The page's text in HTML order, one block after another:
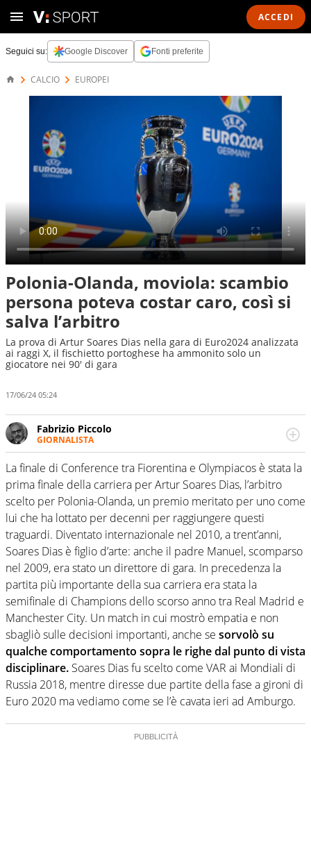
ACCEDI
Seguici su: Google Discover Fonti preferite
CALCIO EUROPEI
Polonia-Olanda, moviola: scambio
persona poteva costar caro, così si
salva l’arbitro
La prova di Artur Soares Dias nella gara di Euro2024 analizzata
ai raggi X, il fischietto portoghese ha ammonito solo un
giocatore nei 90' di gara
17/06/24 05:24
Fabrizio Piccolo
GIORNALISTA
Nella sua carriera ha seguito numerose manifestazioni
sportive e collaborato con agenzie e testate. Esperienza,
competenza, conoscenza e memoria storica. Si occupa
prevalentemente di calcio
La finale di Conference tra Fiorentina e Olympiacos è stata la
prima finale della carriera per Artur Soares Dias, l’arbitro
scelto per Polonia-Olanda, un premio meritato per uno come
lui che ha lottato per decenni per raggiungere questi
traguardi. Diventato internazionale nel 2010, a trent’anni,
Soares Dias è figlio d’arte: anche il padre Manuel, scomparso
nel 2009, era stato un direttore di gara. In precedenza la
partita più importante della sua carriera era stata la
semifinale di Champions dello scorso anno tra Real Madrid e
Manchester City. Un match in cui mostrò empatia e non
sbagliò sulle decisioni importanti, anche se sorvolò su
qualche comportamento sopra le righe dal punto di vista
disciplinare. Soares Dias fu scelto come VAR ai Mondiali di
Russia 2018, mentre diresse due partite della fase a gironi di
Euro 2020 ma vediamo come se l’è cavata ieri ad Amburgo.